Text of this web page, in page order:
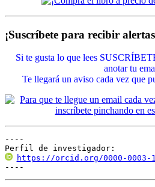
¡Suscríbete para recibir
Si te gusta lo que lees
anotar tu
Te llegará un aviso cada vez que
----
Perfil de investigador:
https://orcid.org/0000-0003-
----